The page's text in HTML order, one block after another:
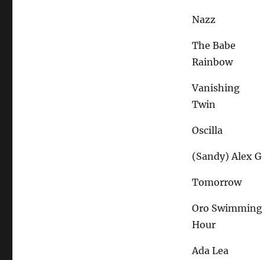
Nazz
The Babe
Rainbow
Vanishing
Twin
Oscilla
(Sandy) Alex G
Tomorrow
Oro Swimming
Hour
Ada Lea